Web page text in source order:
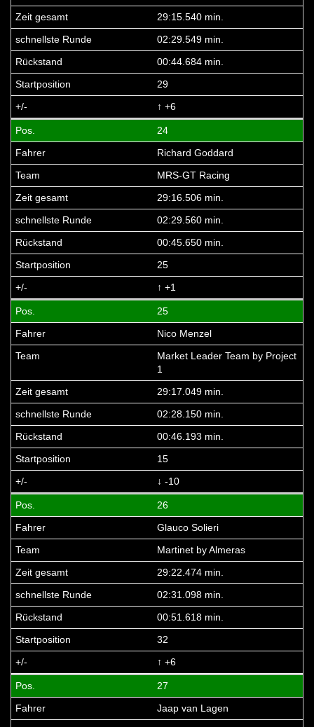
29:15.540 min.
02:29.549 min.
00:44.684 min.
29
↑ +6
24
Richard Goddard
MRS-GT Racing
29:16.506 min.
02:29.560 min.
00:45.650 min.
25
↑ +1
25
Nico Menzel
Market Leader Team by Project
1
29:17.049 min.
02:28.150 min.
00:46.193 min.
15
↓ -10
26
Glauco Solieri
Martinet by Almeras
29:22.474 min.
02:31.098 min.
00:51.618 min.
32
↑ +6
27
Jaap van Lagen